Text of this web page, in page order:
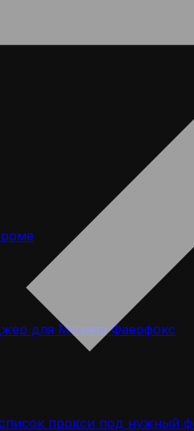
для Мозила Фаерфокс
прокси под нужный